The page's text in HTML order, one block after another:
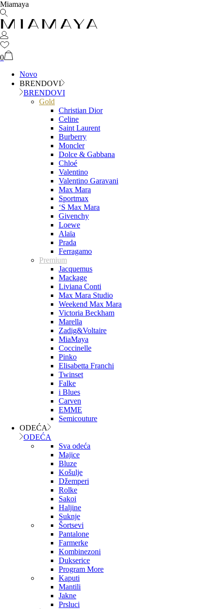
Miamaya
0
Novo
BRENDOVI
BRENDOVI
Gold
Christian Dior
Celine
Saint Laurent
Burberry
Moncler
Dolce & Gabbana
Chloé
Valentino
Valentino Garavani
Max Mara
Sportmax
‘S Max Mara
Givenchy
Loewe
Alaïa
Prada
Ferragamo
Premium
Jacquemus
Mackage
Liviana Conti
Max Mara Studio
Weekend Max Mara
Victoria Beckham
Marella
Zadig&Voltaire
MiaMaya
Coccinelle
Pinko
Elisabetta Franchi
Twinset
Falke
i Blues
Carven
EMME
Semicouture
ODEĆA
ODEĆA
Sva odeća
Majice
Bluze
Košulje
Džemperi
Rolke
Sakoi
Haljine
Suknje
Šortsevi
Pantalone
Farmerke
Kombinezoni
Dukserice
Program More
Kaputi
Mantili
Jakne
Prsluci